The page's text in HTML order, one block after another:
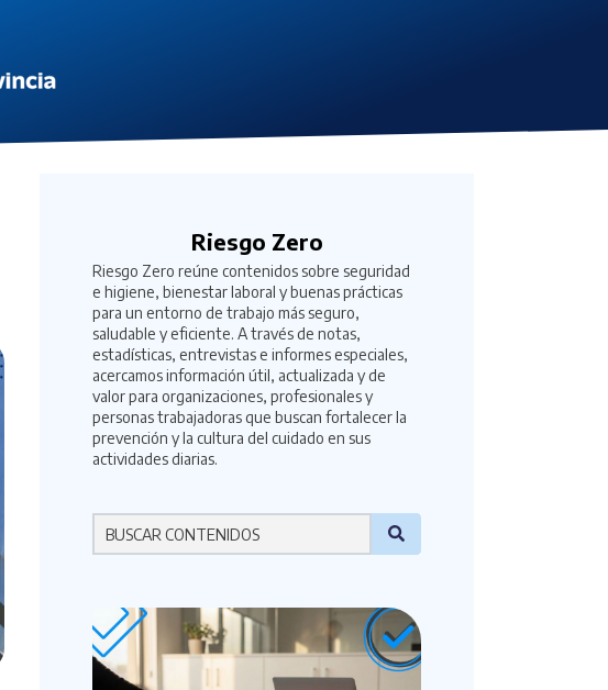
Riesgo Zero
Riesgo Zero reúne contenidos sobre seguridad
e higiene, bienestar laboral y buenas prácticas
para un entorno de trabajo más seguro,
saludable y eficiente. A través de notas,
estadísticas, entrevistas e informes especiales,
acercamos información útil, actualizada y de
valor para organizaciones, profesionales y
personas trabajadoras que buscan fortalecer la
prevención y la cultura del cuidado en sus
actividades diarias.